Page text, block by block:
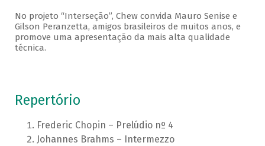
No projeto “Interseção”, Chew convida Mauro Senise e
Gilson Peranzetta, amigos brasileiros de muitos anos, e
promove uma apresentação da mais alta qualidade
técnica.
Repertório
Frederic Chopin – Prelúdio nº 4
Johannes Brahms – Intermezzo